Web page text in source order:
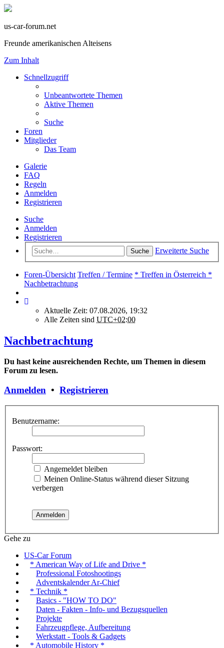
us-car-forum.net
Freunde amerikanischen Alteisens
Zum Inhalt
Schnellzugriff
Unbeantwortete Themen
Aktive Themen
Suche
Foren
Mitglieder
Das Team
Galerie
FAQ
Regeln
Anmelden
Registrieren
Suche
Anmelden
Registrieren
Suche Erweiterte Suche
Foren-Übersicht Treffen / Termine * Treffen in Österreich *
Nachbetrachtung
Aktuelle Zeit: 07.08.2026, 19:32
Alle Zeiten sind UTC+02:00
Nachbetrachtung
Du hast keine ausreichenden Rechte, um Themen in diesem
Forum zu lesen.
Anmelden • Registrieren
Benutzername:
Passwort:
Angemeldet bleiben
Meinen Online-Status während dieser Sitzung
verbergen
Gehe zu
US-Car Forum
* American Way of Life and Drive *
Professional Fotoshootings
Adventskalender Ar-Chief
* Technik *
Basics - "HOW TO DO"
Daten - Fakten - Info- und Bezugsquellen
Projekte
Fahrzeugpflege, Aufbereitung
Werkstatt - Tools & Gadgets
* Automobile History *